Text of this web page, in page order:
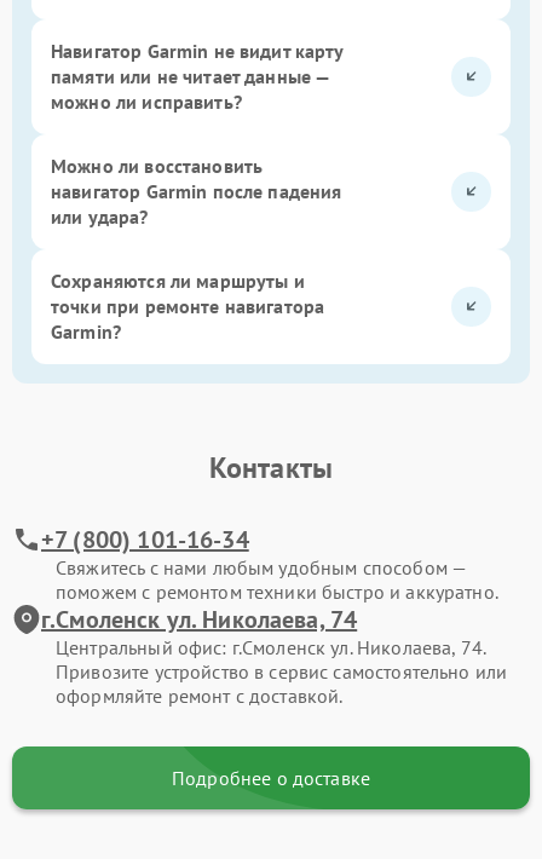
Навигатор Garmin не видит карту
памяти или не читает данные —
можно ли исправить?
Можно ли восстановить
навигатор Garmin после падения
или удара?
Сохраняются ли маршруты и
точки при ремонте навигатора
Garmin?
Контакты
+7 (800) 101-16-34
Свяжитесь с нами любым удобным способом —
поможем с ремонтом техники быстро и аккуратно.
г.Смоленск ул. Николаева, 74
Центральный офис: г.Смоленск ул. Николаева, 74.
Привозите устройство в сервис самостоятельно или
оформляйте ремонт с доставкой.
Подробнее о доставке